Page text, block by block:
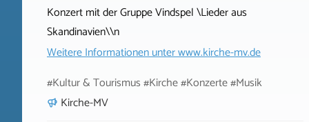
Konzert mit der Gruppe Vindspel \Lieder aus
Skandinavien\\n
Weitere Informationen unterwww.kirche-mv.de
#Kultur & Tourismus #Kirche #Konzerte #Musik
Kirche-MV